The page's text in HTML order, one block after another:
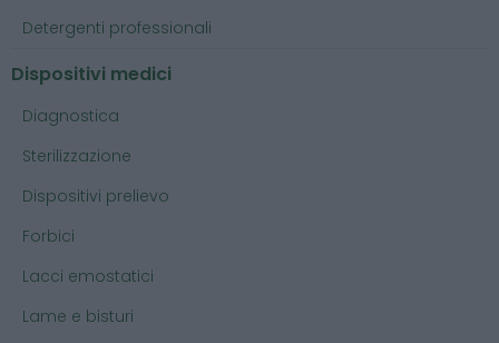
Detergenti professionali
Dispositivi medici
Diagnostica
Sterilizzazione
Dispositivi prelievo
Forbici
Lacci emostatici
Lame e bisturi